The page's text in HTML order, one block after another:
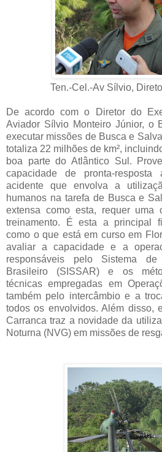
Ten.-Cel.-Av Sílvio,
De acordo com o Diretor do
Aviador Sílvio Monteiro Júnior, o
executar missões de Busca e
totaliza 22 milhões de km²,
boa parte do Atlântico Sul.
capacidade de pronta-
acidente que envolva a
humanos na tarefa de Busca e
extensa como esta, requer uma
treinamento. É esta a principal
como o que está em curso em
avaliar a capacidade e a
responsáveis pelo Sistema
Brasileiro (SISSAR) e os
técnicas empregadas em
também pelo intercâmbio e a
todos os envolvidos. Além disso,
Carranca traz a novidade da
Noturna (NVG) em missões de